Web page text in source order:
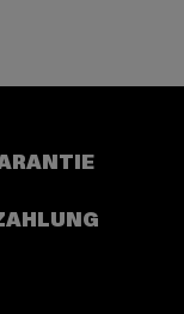
page:page:
YouTube channel: